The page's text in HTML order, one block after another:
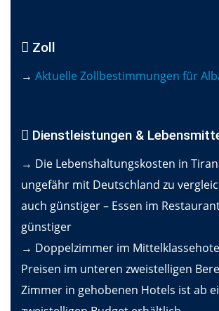
Zoll
→ Aktuelle Zollbestimmungen für
Dienstleistungen &
→ Die Lebenshaltungskosten in
ungefähr mit Deutschland zu
auch günstiger – Essen im
günstiger
→ Doppelzimmer im
Preisen im unteren zweistelligen
Zimmer in gehobenen Hotels ist ab